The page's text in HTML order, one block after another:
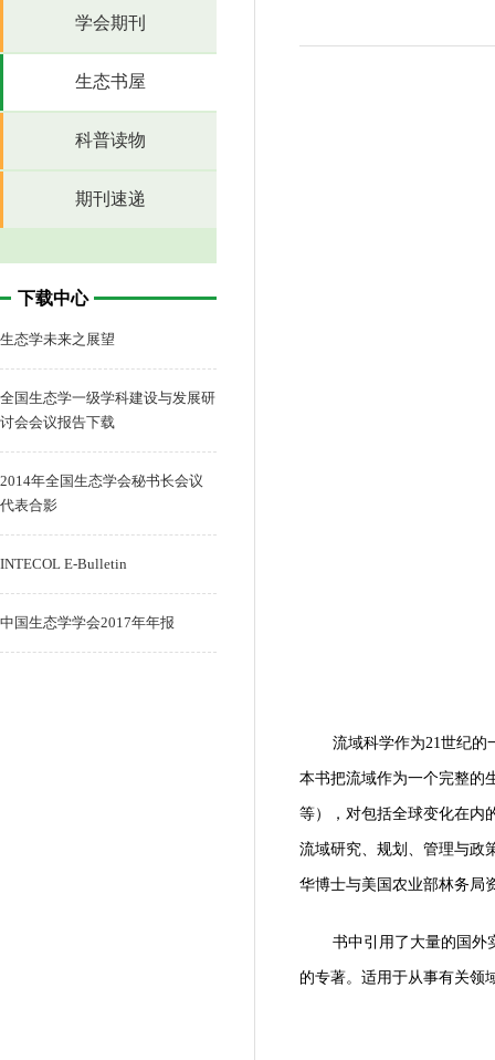
学会期刊
生态书屋
科普读物
期刊速递
下载中心
生态学未来之展望
全国生态学一级学科建设与发展研
讨会会议报告下载
2014年全国生态学会秘书长会议
代表合影
INTECOL E-Bulletin
中国生态学学会2017年年报
流域科学作为21世纪的
本书把流域作为一个完整的
等），对包括全球变化在内
流域研究、规划、管理与政
华博士与美国农业部林务局
书中引用了大量的国外
的专著。适用于从事有关领